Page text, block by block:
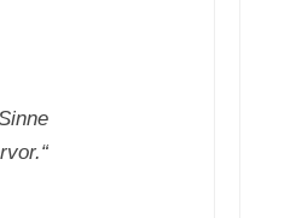
“